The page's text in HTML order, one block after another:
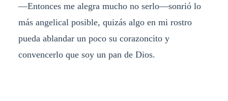
—Entonces me alegra mucho no serlo—sonrió lo
más angelical posible, quizás algo en mi rostro
pueda ablandar un poco su corazoncito y
convencerlo que soy un pan de Dios.